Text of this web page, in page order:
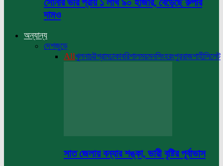
সোনার ভরি প্রায় ১ লাখ ৯০ হাজার, বেড়েছে রুপার
দামও
অন্যান্য
দেশজুড়ে
Allখুলনাচট্টগ্রামঢাকাবরিশালময়মনসিংহরংপুররাজশাহীসিলেট
সাত জেলায় বন্যার শঙ্কা, ভারী বৃষ্টির পূর্বাভাস